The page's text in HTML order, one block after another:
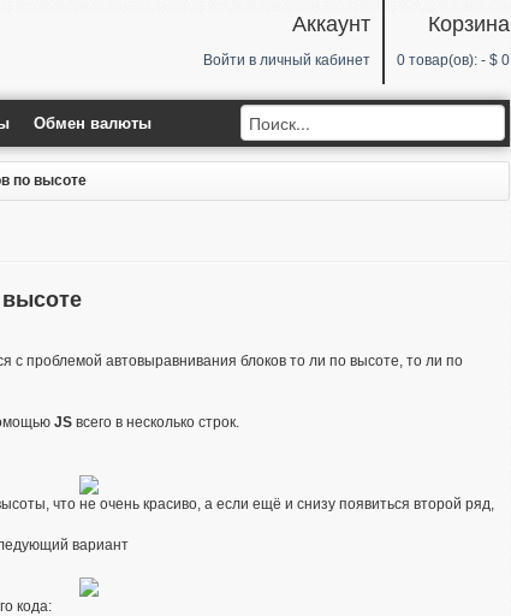
Аккаунт
Войти в личный кабинет
Корзина
0 товар(ов): - $ 0
Обмен валюты
по высоте
с проблемой автовыравнивания блоков то ли по высоте, то ли по
JS всего в несколько строк.
что не очень красиво, а если ещё и снизу появиться второй ряд,
вариант
кода: